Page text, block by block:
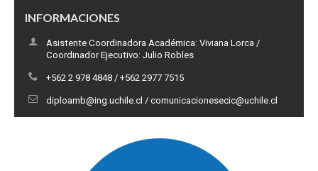
INFORMACIONES
Asistente Coordinadora Académica: Viviana Lorca /
Coordinador Ejecutivo: Julio Robles
+562 2 978 4848 / +562 2977 7515
diploamb@ing.uchile.cl / comunicacionesecic@uchile.cl